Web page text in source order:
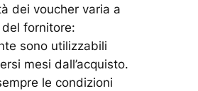
dei voucher varia a
fornitore:
sono utilizzabili
mesi dall’acquisto.
le condizioni